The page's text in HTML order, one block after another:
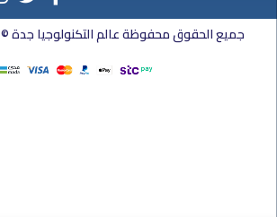
جميع الحقوق محفوظة عالم التكنولوجيا جدة © 2021